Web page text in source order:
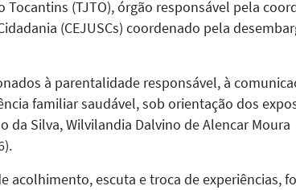
Tocantins (TJTO), órgão responsável pela
(CEJUSCs) coordenado pela
à parentalidade responsável, à
familiar saudável, sob orientação dos
da Silva, Wilvilandia Dalvino de Alencar
acolhimento, escuta e troca de experiências,